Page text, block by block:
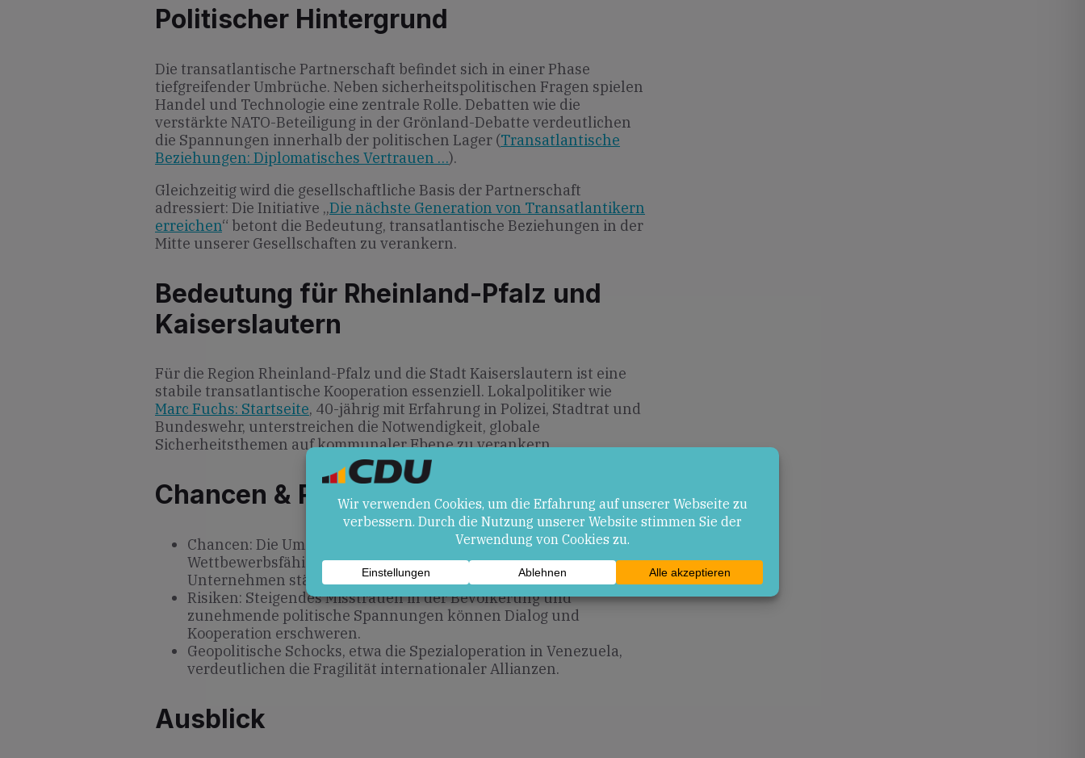
Politischer Hintergrund
Die transatlantische Partnerschaft befindet sich in einer Phase
tiefgreifender Umbrüche. Neben sicherheitspolitischen Fragen spielen
Handel und Technologie eine zentrale Rolle. Debatten wie die
verstärkte NATO-Beteiligung in der Grönland-Debatte verdeutlichen
die Spannungen innerhalb der politischen Lager (Transatlantische
Beziehungen: Diplomatisches Vertrauen …).
Gleichzeitig wird die gesellschaftliche Basis der Partnerschaft
adressiert: Die Initiative „Die nächste Generation von Transatlantikern
erreichen“ betont die Bedeutung, transatlantische Beziehungen in der
Mitte unserer Gesellschaften zu verankern.
Bedeutung für Rheinland-Pfalz und
Kaiserslautern
Für die Region Rheinland-Pfalz und die Stadt Kaiserslautern ist eine
stabile transatlantische Kooperation essenziell. Lokalpolitiker wie
Marc Fuchs: Startseite, 40-jährig mit Erfahrung in Polizei, Stadtrat und
Bundeswehr, unterstreichen die Notwendigkeit, globale
Sicherheitsthemen auf kommunaler Ebene zu verankern.
Chancen & Risiken
Chancen: Die Umsetzung der DIHK-Vorschläge kann die
Wettbewerbsfähigkeit deutscher und US-amerikanischer
Unternehmen stärken.
Risiken: Steigendes Misstrauen in der Bevölkerung und
zunehmende politische Spannungen können Dialog und
Kooperation erschweren.
Geopolitische Schocks, etwa die Spezialoperation in Venezuela,
verdeutlichen die Fragilität internationaler Allianzen.
Ausblick